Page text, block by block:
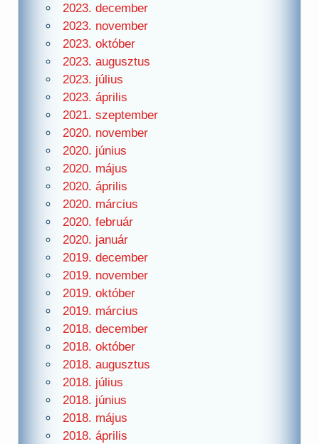
2023. december
2023. november
2023. október
2023. augusztus
2023. július
2023. április
2021. szeptember
2020. november
2020. június
2020. május
2020. április
2020. március
2020. február
2020. január
2019. december
2019. november
2019. október
2019. március
2018. december
2018. október
2018. augusztus
2018. július
2018. június
2018. május
2018. április